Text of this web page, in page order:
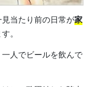
当たり前の日常が家
。
人でビールを飲んで